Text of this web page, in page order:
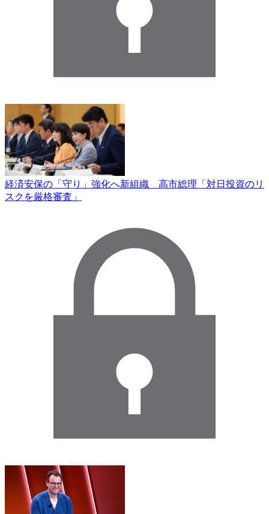
経済安保の「守り」強化へ新組織 高市総理「対日投資のリ
スクを厳格審査」